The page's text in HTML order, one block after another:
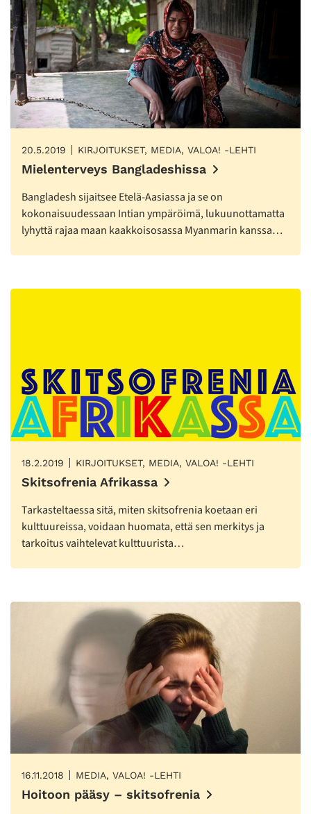
20.5.2019 KIRJOITUKSET, MEDIA, VALOA! -LEHTI
Mielenterveys Bangladeshissa
Bangladesh sijaitsee Etelä-Aasiassa ja se on
kokonaisuudessaan Intian ympäröimä, lukuunottamatta
lyhyttä rajaa maan kaakkoisosassa Myanmarin kanssa…
18.2.2019 KIRJOITUKSET, MEDIA, VALOA! -LEHTI
Skitsofrenia Afrikassa
Tarkasteltaessa sitä, miten skitsofrenia koetaan eri
kulttuureissa, voidaan huomata, että sen merkitys ja
tarkoitus vaihtelevat kulttuurista…
16.11.2018 MEDIA, VALOA! -LEHTI
Hoitoon pääsy – skitsofrenia